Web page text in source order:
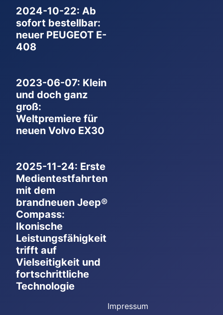
2024-10-22: Ab
sofort bestellbar:
neuer PEUGEOT E-
408
2023-06-07: Klein
und doch ganz
groß:
Weltpremiere für
neuen Volvo EX30
2025-11-24: Erste
Medientestfahrten
mit dem
brandneuen Jeep®
Compass:
Ikonische
Leistungsfähigkeit
trifft auf
Vielseitigkeit und
fortschrittliche
Technologie
Impressum